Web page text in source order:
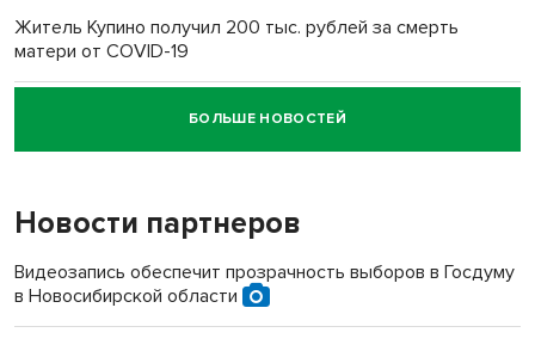
Житель Купино получил 200 тыс. рублей за смерть
матери от COVID-19
Новосибирский суд наказал водителя за смерть
пенсионерки на вокзале
«Мы живём на пастбище!»: в новосибирском селе лошади
терроризируют жителей
Инвалид получил условный срок за избиение врачей
БОЛЬШЕ НОВОСТЕЙ
Новости партнеров
Видеозапись обеспечит прозрачность выборов в Госдуму
в Новосибирской области